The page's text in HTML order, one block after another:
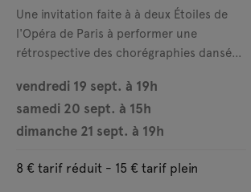
faite à des danseur·euses
souvenir de chaque chorégraphie
interprétée, en ordre
Anticipations, Nina Beier fait appel
de l’Opéra de Paris :Alice Renavand
Paquette. Leurs mouvements sont
recherche du geste — une véritable
la mémoire cognitive et musculaire,
Une invitation faite à à deux Étoiles de
l'Opéra de Paris à performer une
rétrospective des chorégraphies dansées
vendredi 19 sept. à 19h
samedi 20 sept. à 15h
dimanche 21 sept. à 19h
8 € tarif réduit - 15 € tarif plein